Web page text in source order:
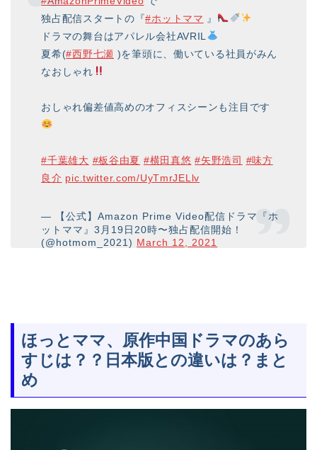
独占配信スタートの『#ホットママ 』
ドラマの舞台はアパレル会社AVRIL
夏希(#西野七瀬 )を筆頭に、働いている社員がみん
なおしゃれ
おしゃれ偏差値高めのオフィスシーンも注目です
#千葉雄大 #板谷由夏 #横田真悠 #矢野浩司 #味方
良介 pic.twitter.com/UyTmrJELlv
— 【公式】Amazon Prime Video配信ドラマ『ホ
ットママ』3月19日20時〜独占配信開始！
(@hotmom_2021) March 12, 2021
ほっとママ、原作中国ドラマのあら
すじは？？日本版との違いは？まと
め